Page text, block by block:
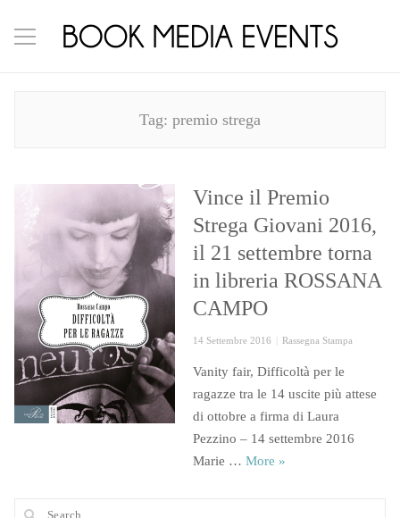
Tag: premio strega
Vince il Premio
Strega Giovani 2016,
il 21 settembre torna
in libreria ROSSANA
CAMPO
Posted
14 Settembre 2016 Categories
Rassegna Stampa
Vanity fair, Difficoltà per le
ragazze tra le 14 uscite più attese
di ottobre a firma di Laura
Pezzino – 14 settembre 2016
Marie … More Vince il Premio
»